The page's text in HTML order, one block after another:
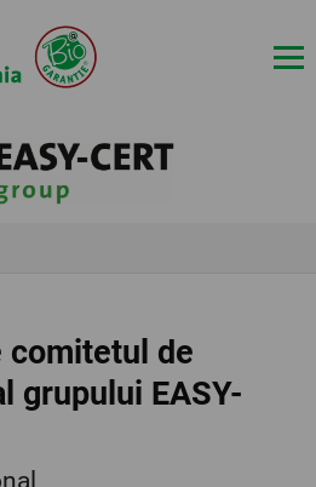
comitetul de
grupului EASY-